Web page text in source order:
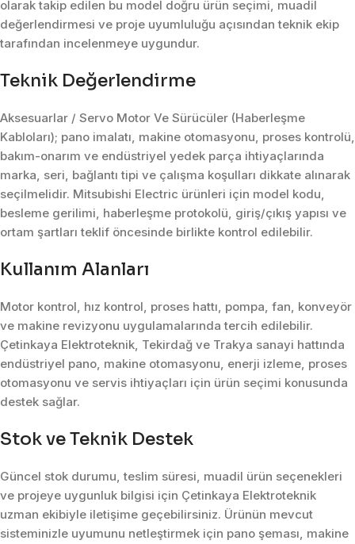
olarak takip edilen bu model doğru ürün seçimi, muadil
değerlendirmesi ve proje uyumluluğu açısından teknik ekip
tarafından incelenmeye uygundur.
Teknik Değerlendirme
Aksesuarlar / Servo Motor Ve Sürücüler (Haberleşme
Kabloları); pano imalatı, makine otomasyonu, proses kontrolü,
bakım-onarım ve endüstriyel yedek parça ihtiyaçlarında
marka, seri, bağlantı tipi ve çalışma koşulları dikkate alınarak
seçilmelidir. Mitsubishi Electric ürünleri için model kodu,
besleme gerilimi, haberleşme protokolü, giriş/çıkış yapısı ve
ortam şartları teklif öncesinde birlikte kontrol edilebilir.
Kullanım Alanları
Motor kontrol, hız kontrol, proses hattı, pompa, fan, konveyör
ve makine revizyonu uygulamalarında tercih edilebilir.
Çetinkaya Elektroteknik, Tekirdağ ve Trakya sanayi hattında
endüstriyel pano, makine otomasyonu, enerji izleme, proses
otomasyonu ve servis ihtiyaçları için ürün seçimi konusunda
destek sağlar.
Stok ve Teknik Destek
Güncel stok durumu, teslim süresi, muadil ürün seçenekleri
ve projeye uygunluk bilgisi için Çetinkaya Elektroteknik
uzman ekibiyle iletişime geçebilirsiniz. Ürünün mevcut
sisteminizle uyumunu netleştirmek için pano şeması, makine